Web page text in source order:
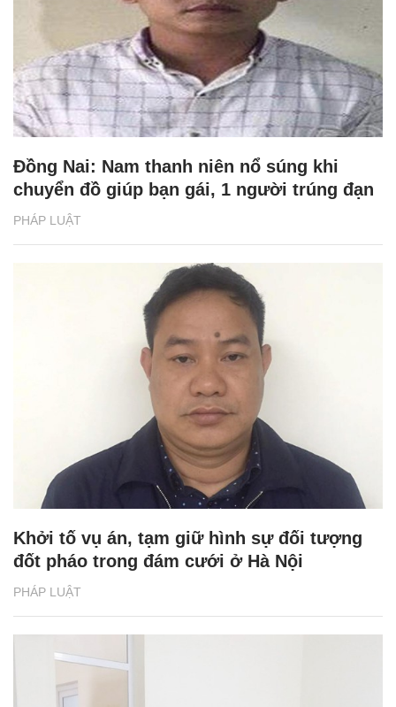
PHÁP LUẬT
Đồng Nai: Nam thanh niên nổ súng khi
chuyển đồ giúp bạn gái, 1 người trúng đạn
PHÁP LUẬT
Khởi tố vụ án, tạm giữ hình sự đối tượng
đốt pháo trong đám cưới ở Hà Nội